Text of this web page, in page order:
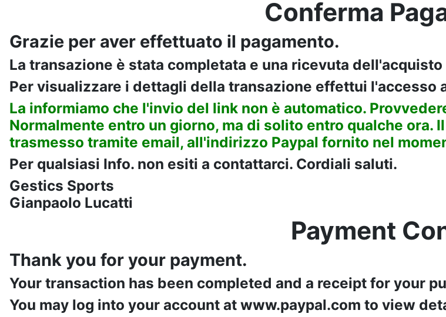
Conferma
Grazie per aver effettuato il pagamento.
La transazione è stata completata e una ricevuta
Per visualizzare i dettagli della transazione effettui l'accesso
La informiamo che l'invio del link non è automatico.
Normalmente entro un giorno, ma di solito entro qualche ora.
trasmesso tramite email, all'indirizzo Paypal fornito nel
Per qualsiasi Info. non esiti a contattarci. Cordiali saluti.
Gestics Sports
Gianpaolo Lucatti
Payment
Thank you for your payment.
Your transaction has been completed and a receipt for your
You may log into your account at www.paypal.com to view